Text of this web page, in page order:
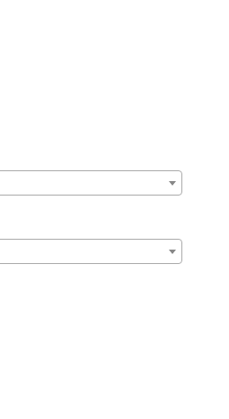
main
page